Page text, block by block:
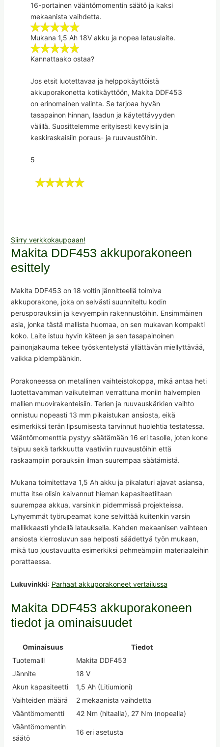
16-portainen vääntömomentin säätö ja kaksi
mekaanista vaihdetta.
Mukana 1,5 Ah 18V akku ja nopea latauslaite.
Kannattaako ostaa?
Jos etsit luotettavaa ja helppokäyttöistä
akkuporakonetta kotikäyttöön, Makita DDF453
on erinomainen valinta. Se tarjoaa hyvän
tasapainon hinnan, laadun ja käytettävyyden
välillä. Suosittelemme erityisesti kevyisiin ja
keskiraskaisiin poraus- ja ruuvaustöihin.
5
Siirry verkkokauppaan!
Makita DDF453 akkuporakoneen
esittely
Makita DDF453 on 18 voltin jännitteellä toimiva
akkuporakone, joka on selvästi suunniteltu kodin
perusporauksiin ja kevyempiin rakennustöihin. Ensimmäinen
asia, jonka tästä mallista huomaa, on sen mukavan kompakti
koko. Laite istuu hyvin käteen ja sen tasapainoinen
painonjakauma tekee työskentelystä yllättävän miellyttävää,
vaikka pidempäänkin.
Porakoneessa on metallinen vaihteistokoppa, mikä antaa heti
luotettavamman vaikutelman verrattuna moniin halvempien
mallien muovirakenteisiin. Terien ja ruuvauskärkien vaihto
onnistuu nopeasti 13 mm pikaistukan ansiosta, eikä
esimerkiksi terän lipsumisesta tarvinnut huolehtia testatessa.
Vääntömomenttia pystyy säätämään 16 eri tasolle, joten kone
taipuu sekä tarkkuutta vaativiin ruuvaustöihin että
raskaampiin porauksiin ilman suurempaa säätämistä.
Mukana toimitettava 1,5 Ah akku ja pikalaturi ajavat asiansa,
mutta itse olisin kaivannut hieman kapasiteetiltaan
suurempaa akkua, varsinkin pidemmissä projekteissa.
Lyhyemmät työrupeamat kone selvittää kuitenkin varsin
mallikkaasti yhdellä latauksella. Kahden mekaanisen vaihteen
ansiosta kierrosluvun saa helposti säädettyä työn mukaan,
mikä tuo joustavuutta esimerkiksi pehmeämpiin materiaaleihin
porattaessa.
Lukuvinkki: Parhaat akkuporakoneet vertailussa
Makita DDF453 akkuporakoneen
tiedot ja ominaisuudet
Ominaisuus
Tiedot
Tuotemalli
Makita DDF453
Jännite
18 V
Akun kapasiteetti
1,5 Ah (Litiumioni)
Vaihteiden määrä
2 mekaanista vaihdetta
Vääntömomentti
42 Nm (hitaalla), 27 Nm (nopealla)
Vääntömomentin
säätö
16 eri asetusta